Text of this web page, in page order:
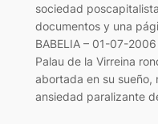
sociedad
documentos y una
BABELIA – 01-07-
Palau de la Virreina
abortada en su sueño,
ansiedad paralizante